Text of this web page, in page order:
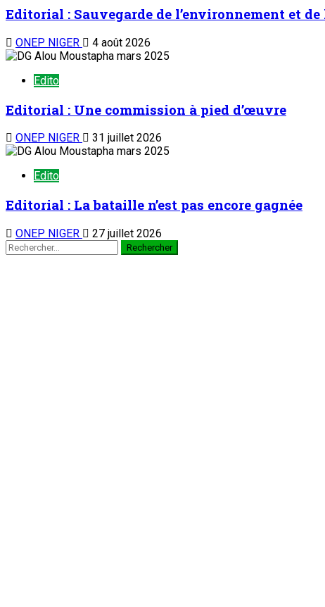
Editorial : Sauvegarde de l’environnement et
ONEP NIGER 4 août 2026
Edito
Editorial : Une commission à pied d’œuvre
ONEP NIGER 31 juillet 2026
Edito
Editorial : La bataille n’est pas encore gagnée
ONEP NIGER 27 juillet 2026